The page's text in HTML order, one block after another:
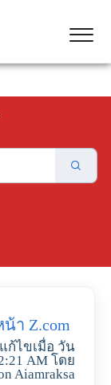
า Z.com
แก้ไขเมื่อ วัน
AM โดย
Aiamraksa